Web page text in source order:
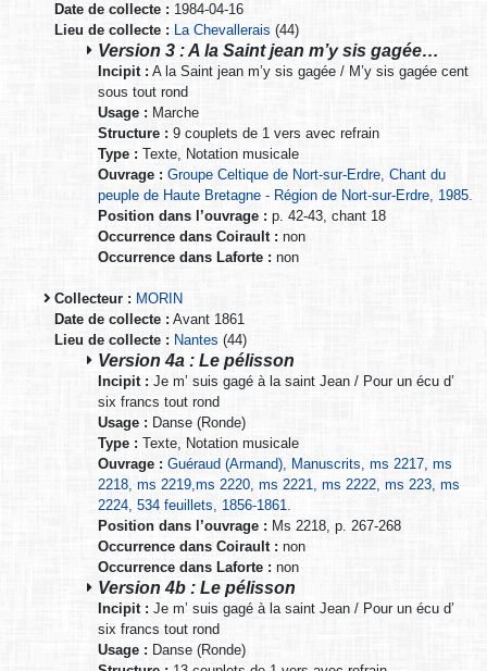
Date de collecte : 1984-04-16
Lieu de collecte : La Chevallerais (44)
Version 3 : A la Saint jean m’y sis gagée…
Incipit : A la Saint jean m’y sis gagée / M’y sis gagée cent
sous tout rond
Usage : Marche
Structure : 9 couplets de 1 vers avec refrain
Type : Texte, Notation musicale
Ouvrage : Groupe Celtique de Nort-sur-Erdre, Chant du
peuple de Haute Bretagne - Région de Nort-sur-Erdre, 1985.
Position dans l’ouvrage : p. 42-43, chant 18
Occurrence dans Coirault : non
Occurrence dans Laforte : non
Collecteur : MORIN
Date de collecte : Avant 1861
Lieu de collecte : Nantes (44)
Version 4a : Le pélisson
Incipit : Je m’ suis gagé à la saint Jean / Pour un écu d’
six francs tout rond
Usage : Danse (Ronde)
Type : Texte, Notation musicale
Ouvrage : Guéraud (Armand), Manuscrits, ms 2217, ms
2218, ms 2219,ms 2220, ms 2221, ms 2222, ms 223, ms
2224, 534 feuillets, 1856-1861.
Position dans l’ouvrage : Ms 2218, p. 267-268
Occurrence dans Coirault : non
Occurrence dans Laforte : non
Version 4b : Le pélisson
Incipit : Je m’ suis gagé à la saint Jean / Pour un écu d’
six francs tout rond
Usage : Danse (Ronde)